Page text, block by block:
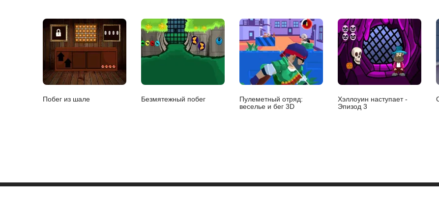
Побег из шале Безмятежный побег
Пулеметный отряд:
веселье и бег 3D
Хэллоуин наступает -
Эпизод 3